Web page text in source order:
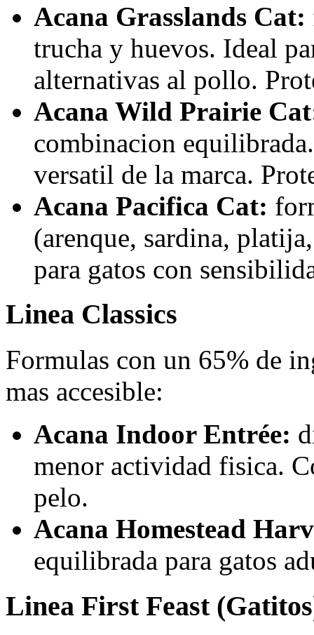
Acana Grasslands Cat:
trucha y huevos. Ideal
alternativas al pollo.
Acana Wild Prairie
combinacion
versatil de la marca.
Acana Pacifica Cat:
(arenque, sardina,
para gatos con
Linea Classics
Formulas con un 65% de
mas accesible:
Acana Indoor Entrée:
menor actividad fisica.
pelo.
Acana Homestead
equilibrada para gatos
Linea First Feast